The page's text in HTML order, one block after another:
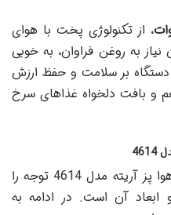
، از تکنولوژی پخت با هوای
به روغن فراوان، به خوبی
دستگاه بر سلامت و حفظ ارزش
و بافت دلخواه غذاهای سرخ
یکی از اولین مواردی که در مورد هوا پز آریته مدل 4614 توجه را
آن است. در ادامه به